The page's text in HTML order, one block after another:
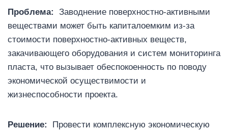
Проблема:
Заводнение поверхностно-активными
веществами может быть капиталоемким из-за
стоимости поверхностно-активных веществ,
закачивающего оборудования и систем мониторинга
пласта, что вызывает обеспокоенность по поводу
экономической осуществимости и
жизнеспособности проекта.
Решение:
Провести комплексную экономическую